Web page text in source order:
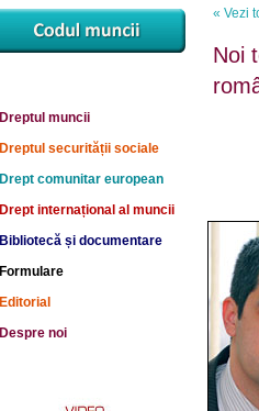
« Vezi
Noi
Dreptul muncii
Dreptul securității sociale
Drept comunitar european
Drept internațional al muncii
Bibliotecă și documentare
Formulare
Editorial
Despre noi